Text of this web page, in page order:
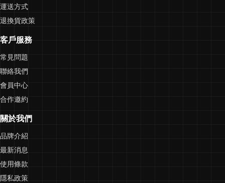
運送方式
退換貨政策
客戶服務
常見問題
聯絡我們
會員中心
合作邀約
關於我們
品牌介紹
最新消息
使用條款
隱私政策